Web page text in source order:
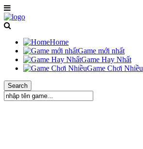
Home
Game mới nhất
Game Hay Nhất
Game Chơi Nhiều